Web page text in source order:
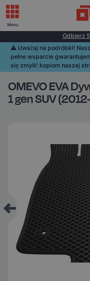
Odbierz
⚠️️ Uważaj na podróbki!
pełne wsparcie
się zmylić kopiom naszej
OMEVO EVA
1 gen SUV
Menu